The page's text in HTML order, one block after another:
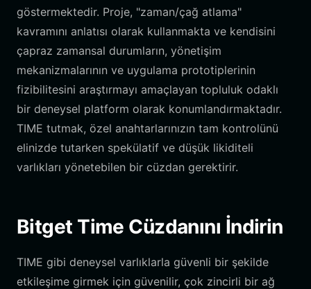
göstermektedir. Proje, "zaman/çağ atlama"
kavramını anlatısı olarak kullanmakta ve kendisini
çapraz zamansal durumların, yönetişim
mekanizmalarının ve uygulama prototiplerinin
fizibilitesini araştırmayı amaçlayan topluluk odaklı
bir deneysel platform olarak konumlandırmaktadır.
TIME tutmak, özel anahtarlarınızın tam kontrolünü
elinizde tutarken spekülatif ve düşük likiditeli
varlıkları yönetebilen bir cüzdan gerektirir.
Bitget Time Cüzdanını İndirin
TIME gibi deneysel varlıklarla güvenli bir şekilde
etkileşime girmek için güvenilir, çok zincirli bir ağ